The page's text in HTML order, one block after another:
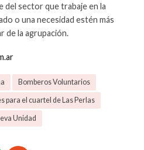
del sector que trabaje en la
o una necesidad estén más
de la agrupación.
Bomberos Voluntarios
para el cuartel de Las Perlas
Unidad